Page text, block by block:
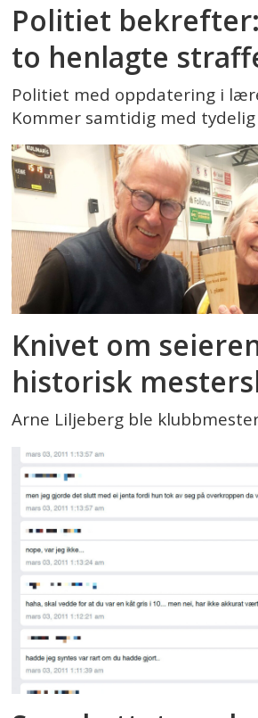
Politiet
to henlagte
Politiet med oppdatering i
Kommer samtidig med
Knivet om
historisk
Arne Liljeberg ble